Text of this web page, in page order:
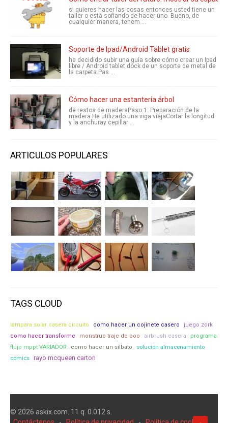
si quieres hacer las cosas entonces usted tiene un
taller o está soñando de hacer uno. Bueno, de
cualquier manera, tenem ...
Soporte de Ipad/Android Tablet gratis
he decidido subir una guía sobre cómo crear un Ipad
libre / Android tablet dock de un soporte de metal de
la carpeta.Pas ...
Cómo hacer una estantería árbol
de restos de maderaPaso 1: Preparación de la
madera He utilizado una viga viejaCortar la longitud
y la anchuray cepillar ...
ARTICULOS POPULARES
TAGS CLOUD
lampara solar casera circuito como hacer un cojinete casero
juego zork
como hacer transforme
monstruo traje de boo airbrush casera
programa
flujo mppt VARIADOR
como hacer un silbato
solución almacenamiento
comics rayo mcqueen carton
© 2026 askix.com. 11 q. 0.012 s.